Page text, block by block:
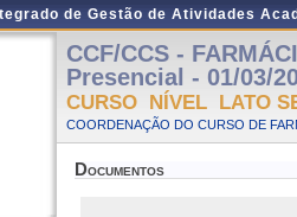
de Gestão de Atividades
CCF/CCS -
Presencial - 01/03/
CURSO NÍVEL LATO
COORDENAÇÃO DO CURSO DE
Documentos